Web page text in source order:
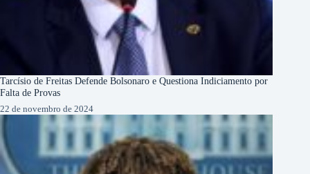
Tarcísio de Freitas Defende Bolsonaro e Questiona Indiciamento por
Falta de Provas
22 de novembro de 2024